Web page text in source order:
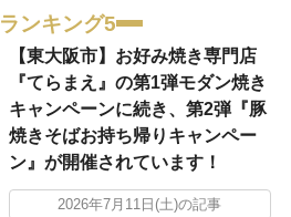
ランキング5
【東大阪市】お好み焼き専門店
『てらまえ』の第1弾モダン焼き
キャンペーンに続き、第2弾『豚
焼きそばお持ち帰りキャンペー
ン』が開催されています！
2026年7月11日(土)の記事